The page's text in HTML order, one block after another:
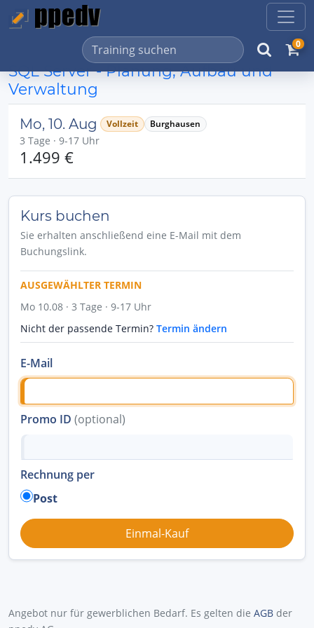
0
SQL Server - Planung, Aufbau und
Verwaltung
Mo, 10. Aug Vollzeit Burghausen
3 Tage · 9-17 Uhr
1.499 €
Kurs buchen
Sie erhalten anschließend eine E-Mail mit dem
Buchungslink.
AUSGEWÄHLTER TERMIN
Mo 10.08 · 3 Tage · 9-17 Uhr
Nicht der passende Termin? Termin ändern
E-Mail
Promo ID (optional)
Rechnung per
Post
Angebot nur für gewerblichen Bedarf. Es gelten die AGB der